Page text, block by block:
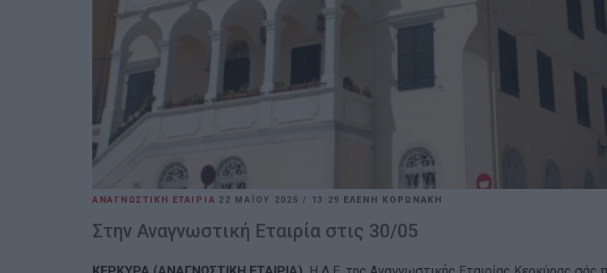
ΑΝΑΓΝΩΣΤΙΚΗ ΕΤΑΙΡΙΑ 22 ΜΑΪ́ΟΥ 2025/ 13:29 ΕΛΕΝΗ ΚΟΡΩΝΑΚΗ
Στην Αναγνωστική Εταιρία στις 30/05